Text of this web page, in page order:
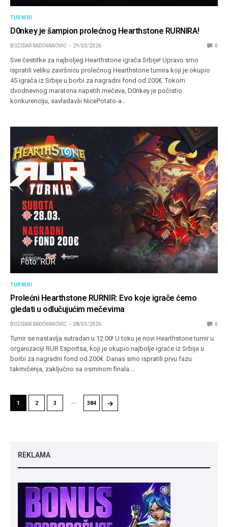
TURNIRI
D0nkey je šampion prolećnog Hearthstone RURNIRA!
BOZIDAR RADOVANOVIC 29/03/2026 0
Sve čestitke za najboljeg Hearthstone igrača Srbije! Upravo smo
ispratili veliku završnicu prolećnog Hearthstone turnira koji je okupio
45 igrača iz Srbije u borbi za nagradni fond od 200€. Tokom
dvodnevnog maratona napetih mečeva, D0nkey je počistio
konkurenciju, savladavši NicePotato-a…
Foto: RUR
TURNIRI
Prolećni Hearthstone RURNIR: Evo koje igrače ćemo
gledati u odlučujućim mečevima
BOZIDAR RADOVANOVIC 28/03/2026 0
Turnir se nastavlja sutradan u 12:00! U toku je novi Hearthstone turnir u
organizaciji RUR Esportsa, koji je okupio najbolje igrače iz Srbije u
borbi za nagradni fond od 200€. Danas smo ispratili prvu fazu
takmičenja, zaključno sa osminom finala.…
1 2 3 384 →
REKLAMA